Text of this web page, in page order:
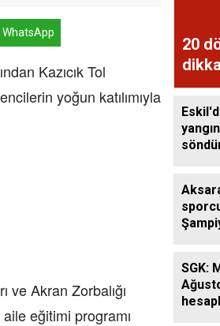
WhatsApp
Kazıcık Tol
yoğun katılımıyla
ve Akran Zorbalığı
eğitimi programı
20
SGK: